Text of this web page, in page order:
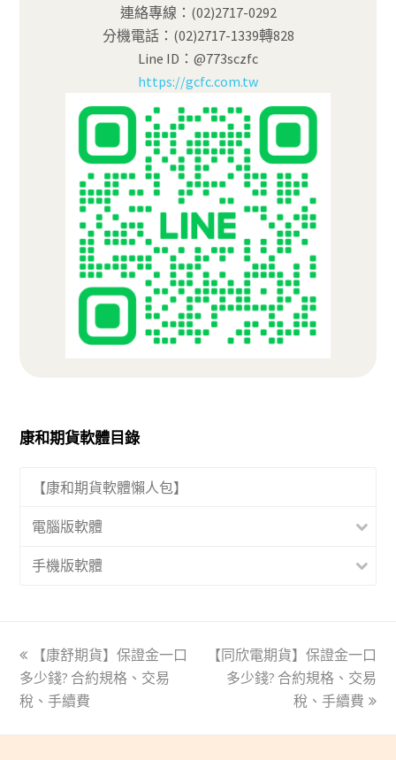
連絡專線：(02)2717-0292
分機電話：(02)2717-1339轉828
Line ID：@773sczfc
https://gcfc.com.tw
康和期貨軟體目錄
【康和期貨軟體懶人包】
電腦版軟體
手機版軟體
上
一
篇
【康舒期貨】保證金一口
多少錢? 合約規格、交易
稅、手續費
下
【同欣電期貨】保證金一口
多少錢? 合約規格、交易
稅、手續費